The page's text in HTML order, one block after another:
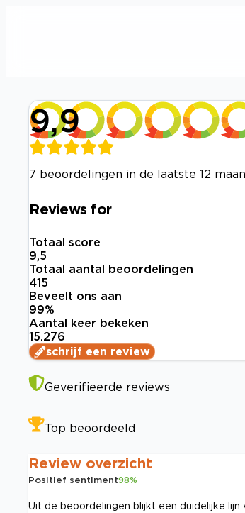
9,9
7 beoordelingen in de laatste 12
Reviews for
Totaal score
9,5
Totaal aantal beoordelingen
415
Beveelt ons aan
99%
Aantal keer bekeken
15.276
schrijf een review
Geverifieerde reviews
Top beoordeeld
Review overzicht
Positief sentiment98%
Uit de beoordelingen blijkt een duidelijke